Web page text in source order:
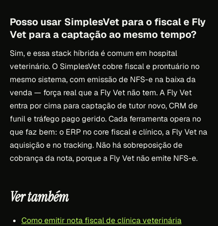
Posso usar SimplesVet para o fiscal e Fly
Vet para a captação ao mesmo tempo?
Sim, e essa stack híbrida é comum em hospital
veterinário. O SimplesVet cobre fiscal e prontuário no
mesmo sistema, com emissão de NFS-e na baixa da
venda — força real que a Fly Vet não tem. A Fly Vet
entra por cima para captação de tutor novo, CRM de
funil e tráfego pago gerido. Cada ferramenta opera no
que faz bem: o ERP no core fiscal e clínico, a Fly Vet na
aquisição e no tracking. Não há sobreposição de
cobrança da nota, porque a Fly Vet não emite NFS-e.
Ver também
Como emitir nota fiscal de clínica veterinária